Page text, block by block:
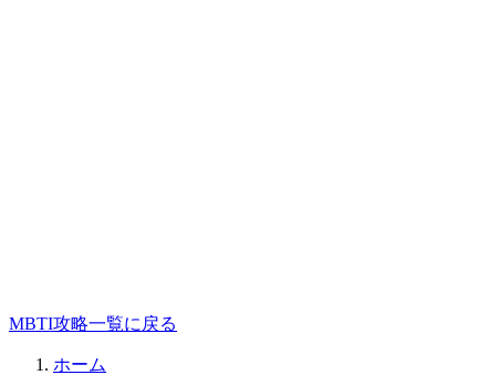
MBTI攻略一覧に戻る
ホーム